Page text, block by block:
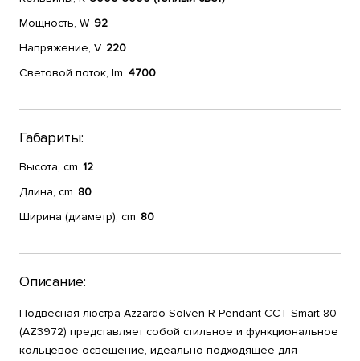
Мощность, W 92
Напряжение, V 220
Световой поток, lm 4700
Габариты:
Высота, cm 12
Длина, cm 80
Ширина (диаметр), cm 80
Описание:
Подвесная люстра Azzardo Solven R Pendant CCT Smart 80
(AZ3972) представляет собой стильное и функциональное
кольцевое освещение, идеально подходящее для